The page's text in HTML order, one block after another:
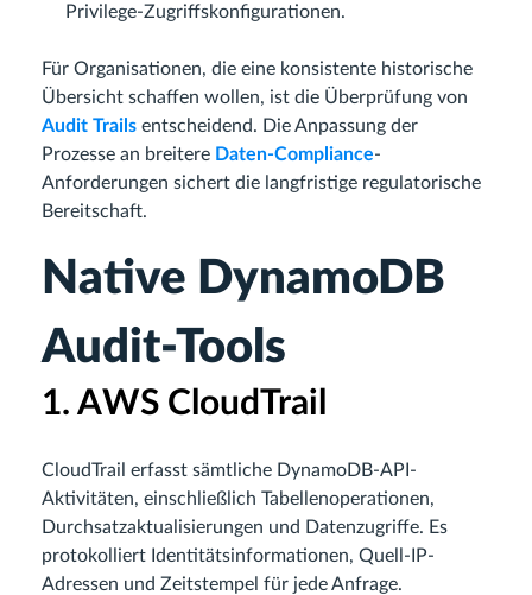
Privilege-Zugriffskonfigurationen.
Für Organisationen, die eine konsistente historische
Übersicht schaffen wollen, ist die Überprüfung von
Audit Trails entscheidend. Die Anpassung der
Prozesse an breitere Daten-Compliance-
Anforderungen sichert die langfristige regulatorische
Bereitschaft.
Native DynamoDB
Audit-Tools
1. AWS CloudTrail
CloudTrail erfasst sämtliche DynamoDB-API-
Aktivitäten, einschließlich Tabellenoperationen,
Durchsatzaktualisierungen und Datenzugriffe. Es
protokolliert Identitätsinformationen, Quell-IP-
Adressen und Zeitstempel für jede Anfrage.